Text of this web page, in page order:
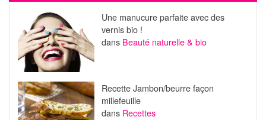
Une manucure parfaite avec des
vernis bio !
dans Beauté naturelle & bio
Recette Jambon/beurre façon
millefeuille
dans Recettes